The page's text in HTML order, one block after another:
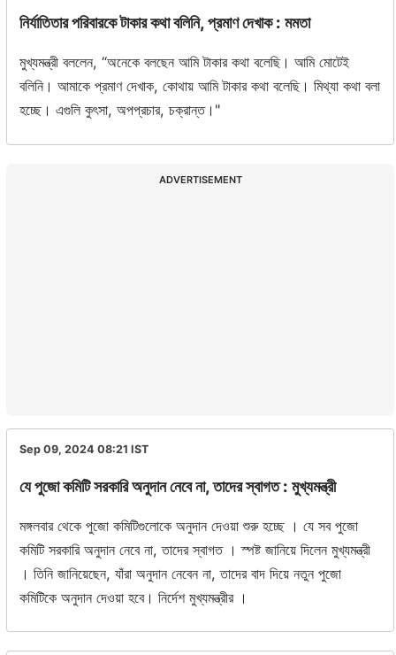
নির্যাতিতার পরিবারকে টাকার কথা বলিনি, প্রমাণ দেখাক : মমতা
মুখ্যমন্ত্রী বললেন, “অনেকে বলছেন আমি টাকার কথা বলেছি। আমি মোটেই
বলিনি। আমাকে প্রমাণ দেখাক, কোথায় আমি টাকার কথা বলেছি। মিথ্যা কথা বলা
হচ্ছে। এগুলি কুৎসা, অপপ্রচার, চক্রান্ত।"
ADVERTISEMENT
Sep 09, 2024 08:21 IST
যে পুজো কমিটি সরকারি অনুদান নেবে না, তাদের স্বাগত : মুখ্যমন্ত্রী
মঙ্গলবার থেকে পুজো কমিটিগুলোকে অনুদান দেওয়া শুরু হচ্ছে । যে সব পুজো
কমিটি সরকারি অনুদান নেবে না, তাদের স্বাগত । স্পষ্ট জানিয়ে দিলেন মুখ্যমন্ত্রী
। তিনি জানিয়েছেন, যাঁরা অনুদান নেবেন না, তাদের বাদ দিয়ে নতুন পুজো
কমিটিকে অনুদান দেওয়া হবে। নির্দেশ মুখ্যমন্ত্রীর ।